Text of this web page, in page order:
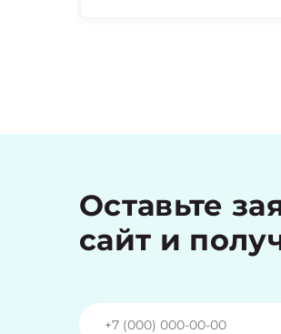
Оставьте
сайт и